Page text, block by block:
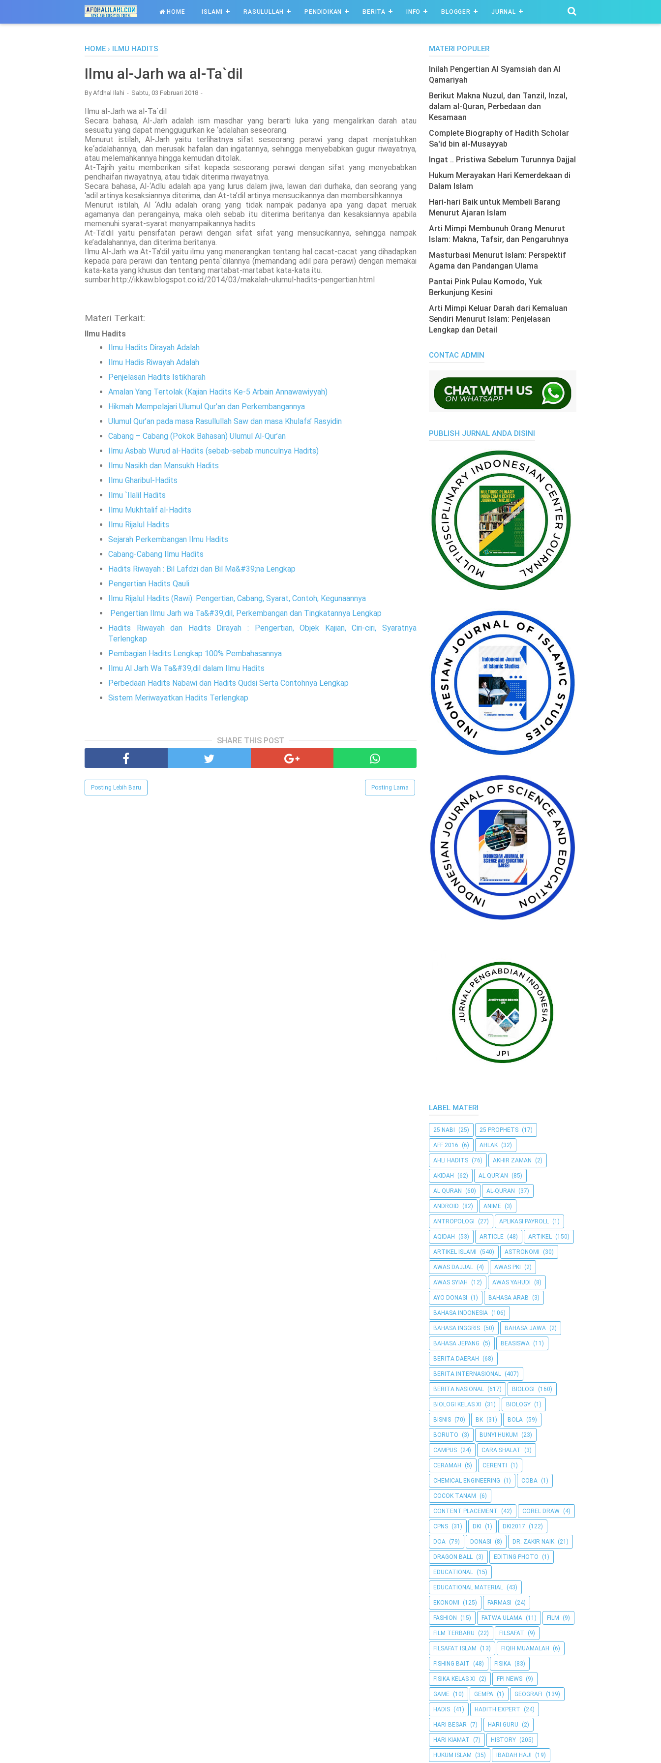
HOME ISLAMI RASULULLAH PENDIDIKAN BERITA INFO BLOGGER JURNAL
HOME › ILMU HADITS
Ilmu al-Jarh wa al-Ta`dil
ByAfdhal Ilahi Sabtu, 03 Februari 2018
Ilmu al-Jarh wa al-Ta`dil
Secara bahasa, Al-Jarh adalah ism masdhar yang berarti luka yang mengalirkan darah atau
sesuatu yang dapat menggugurkan ke ‘adalahan seseorang.
Menurut istilah, Al-Jarh yaitu terlihatnya sifat seseorang perawi yang dapat menjatuhkan
ke‘adalahannya, dan merusak hafalan dan ingatannya, sehingga menyebabkan gugur riwayatnya,
atau melemahkannya hingga kemudan ditolak.
At-Tajrih yaitu memberikan sifat kepada seseorang perawi dengan sifat yang menyebabkan
pendhaifan riwayatnya, atau tidak diterima riwayatnya.
Secara bahasa, Al-‘Adlu adalah apa yang lurus dalam jiwa, lawan dari durhaka, dan seorang yang
‘adil artinya kesaksiannya diterima, dan At-ta’dil artinya mensucikannya dan membersihkannya.
Menurut istilah, Al ‘Adlu adalah orang yang tidak nampak padanya apa yang dapat meruak
agamanya dan perangainya, maka oleh sebab itu diterima beritanya dan kesaksiannya apabila
memenuhi syarat-syarat menyampaikannya hadits.
At-Ta’dil yaitu pensifatan perawi dengan sifat sifat yang mensucikannya, sehingga nampak
ke’adalahannya, dan diterima beritanya.
Ilmu Al-Jarh wa At-Ta’dil yaitu ilmu yang menerangkan tentang hal cacat-cacat yang dihadapkan
kepada para perawi dan tentang penta`dilannya (memandang adil para perawi) dengan memakai
kata-kata yang khusus dan tentang martabat-martabat kata-kata itu.
sumber:http://ikkaw.blogspot.co.id/2014/03/makalah-ulumul-hadits-pengertian.html
Materi Terkait:
Ilmu Hadits
Ilmu Hadits Dirayah Adalah
Ilmu Hadis Riwayah Adalah
Penjelasan Hadits Istikharah
Amalan Yang Tertolak (Kajian Hadits Ke-5 Arbain Annawawiyyah)
Hikmah Mempelajari Ulumul Qur’an dan Perkembangannya
Ulumul Qur’an pada masa Rasullullah Saw dan masa Khulafa’ Rasyidin
Cabang – Cabang (Pokok Bahasan) Ulumul Al-Qur’an
Ilmu Asbab Wurud al-Hadits (sebab-sebab munculnya Hadits)
Ilmu Nasikh dan Mansukh Hadits
Ilmu Gharibul-Hadits
Ilmu `Ilalil Hadits
Ilmu Mukhtalif al-Hadits
Ilmu Rijalul Hadits
Sejarah Perkembangan Ilmu Hadits
Cabang-Cabang Ilmu Hadits
Hadits Riwayah : Bil Lafdzi dan Bil Ma&#39;na Lengkap
Pengertian Hadits Qauli
Ilmu Rijalul Hadits (Rawi): Pengertian, Cabang, Syarat, Contoh, Kegunaannya
Pengertian Ilmu Jarh wa Ta&#39;dil, Perkembangan dan Tingkatannya Lengkap
Hadits Riwayah dan Hadits Dirayah : Pengertian, Objek Kajian, Ciri-ciri, Syaratnya
Terlengkap
Pembagian Hadits Lengkap 100% Pembahasannya
Ilmu Al Jarh Wa Ta&#39;dil dalam Ilmu Hadits
Perbedaan Hadits Nabawi dan Hadits Qudsi Serta Contohnya Lengkap
Sistem Meriwayatkan Hadits Terlengkap
SHARE THIS POST
Posting Lebih Baru Posting Lama
MATERI POPULER
Inilah Pengertian Al Syamsiah dan Al
Qamariyah
Berikut Makna Nuzul, dan Tanzil, Inzal,
dalam al-Quran, Perbedaan dan
Kesamaan
Complete Biography of Hadith Scholar
Sa'id bin al-Musayyab
Ingat .. Pristiwa Sebelum Turunnya Dajjal
Hukum Merayakan Hari Kemerdekaan di
Dalam Islam
Hari-hari Baik untuk Membeli Barang
Menurut Ajaran Islam
Arti Mimpi Membunuh Orang Menurut
Islam: Makna, Tafsir, dan Pengaruhnya
Masturbasi Menurut Islam: Perspektif
Agama dan Pandangan Ulama
Pantai Pink Pulau Komodo, Yuk
Berkunjung Kesini
Arti Mimpi Keluar Darah dari Kemaluan
Sendiri Menurut Islam: Penjelasan
Lengkap dan Detail
CONTAC ADMIN
PUBLISH JURNAL ANDA DISINI
LABEL MATERI
25 NABI (25) 25 PROPHETS (17)
AFF 2016 (6) AHLAK (32)
AHLI HADITS (76) AKHIR ZAMAN (2)
AKIDAH (62) AL QUR'AN (85)
AL QURAN (60) AL-QURAN (37)
ANDROID (82) ANIME (3)
ANTROPOLOGI (27) APLIKASI PAYROLL (1)
AQIDAH (53) ARTICLE (48) ARTIKEL (150)
ARTIKEL ISLAMI (540) ASTRONOMI (30)
AWAS DAJJAL (4) AWAS PKI (2)
AWAS SYIAH (12) AWAS YAHUDI (8)
AYO DONASI (1) BAHASA ARAB (3)
BAHASA INDONESIA (106)
BAHASA INGGRIS (50) BAHASA JAWA (2)
BAHASA JEPANG (5) BEASISWA (11)
BERITA DAERAH (68)
BERITA INTERNASIONAL (407)
BERITA NASIONAL (617) BIOLOGI (160)
BIOLOGI KELAS XI (31) BIOLOGY (1)
BISNIS (70) BK (31) BOLA (59)
BORUTO (3) BUNYI HUKUM (23)
CAMPUS (24) CARA SHALAT (3)
CERAMAH (5) CERENTI (1)
CHEMICAL ENGINEERING (1) COBA (1)
COCOK TANAM (6)
CONTENT PLACEMENT (42) COREL DRAW (4)
CPNS (31) DKI (1) DKI2017 (122)
DOA (79) DONASI (8) DR. ZAKIR NAIK (21)
DRAGON BALL (3) EDITING PHOTO (1)
EDUCATIONAL (15)
EDUCATIONAL MATERIAL (43)
EKONOMI (125) FARMASI (24)
FASHION (15) FATWA ULAMA (11) FILM (9)
FILM TERBARU (22) FILSAFAT (9)
FILSAFAT ISLAM (13) FIQIH MUAMALAH (6)
FISHING BAIT (48) FISIKA (83)
FISIKA KELAS XI (2) FPI NEWS (9)
GAME (10) GEMPA (1) GEOGRAFI (139)
HADIS (41) HADITH EXPERT (24)
HARI BESAR (7) HARI GURU (2)
HARI KIAMAT (7) HISTORY (205)
HUKUM ISLAM (35) IBADAH HAJI (19)